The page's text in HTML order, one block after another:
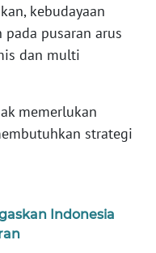
kebudayaan
pusaran arus
dan multi
memerlukan
strategi
Indonesia